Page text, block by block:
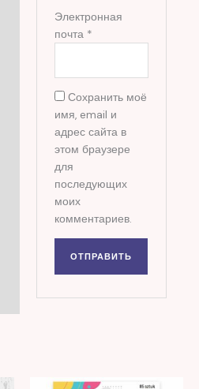
Электронная
почта *
Сохранить моё
имя, email и
адрес сайта в
этом браузере
для
последующих
моих
комментариев.